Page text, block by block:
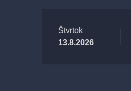
Štvrtok
13.8.2026